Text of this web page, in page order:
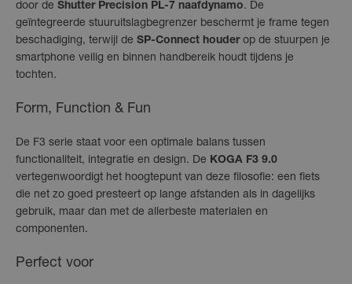
door de Shutter Precision PL-7 naafdynamo. De
geïntegreerde stuuruitslagbegrenzer beschermt je frame tegen
beschadiging, terwijl de SP-Connect houderop de stuurpen je
smartphone veilig en binnen handbereik houdt tijdens je
tochten.
Form, Function & Fun
De F3 serie staat voor een optimale balans tussen
functionaliteit, integratie en design. De KOGA F3 9.0
vertegenwoordigt het hoogtepunt van deze filosofie: een fiets
die net zo goed presteert op lange afstanden als in dagelijks
gebruik, maar dan met de allerbeste materialen en
componenten.
Perfect voor